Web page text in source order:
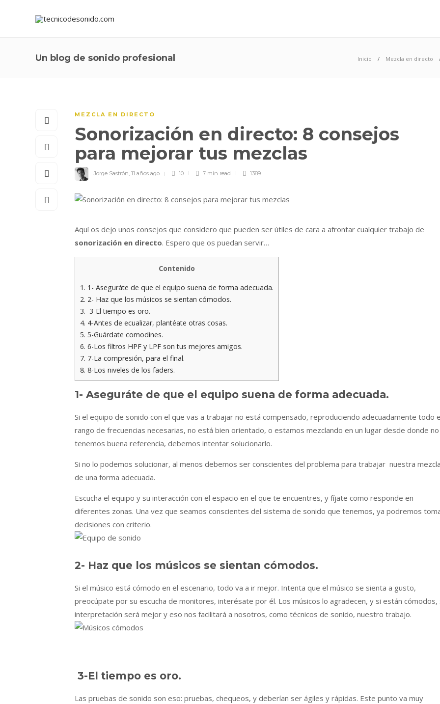
Un blog de sonido profesional Inicio Mezcla en directo
MEZCLA EN DIRECTO
Sonorización en directo: 8 consejos
para mejorar tus mezclas
Jorge Sastrón, 11 años ago 10 7 min read 1389
Aquí os dejo unos consejos que considero que pueden ser útiles de cara a afrontar cualquier trabajo de
sonorización en directo. Espero que os puedan servir…
Contenido
1. 1- Aseguráte de que el equipo suena de forma adecuada.
2. 2- Haz que los músicos se sientan cómodos.
3. 3-El tiempo es oro.
4. 4-Antes de ecualizar, plantéate otras cosas.
5. 5-Guárdate comodines.
6. 6-Los filtros HPF y LPF son tus mejores amigos.
7. 7-La compresión, para el final.
8. 8-Los niveles de los faders.
1- Aseguráte de que el equipo suena de forma adecuada.
Si el equipo de sonido con el que vas a trabajar no está compensado, reproduciendo adecuadamente todo
rango de frecuencias necesarias, no está bien orientado, o estamos mezclando en un lugar desde donde no
tenemos buena referencia, debemos intentar solucionarlo.
Si no lo podemos solucionar, al menos debemos ser conscientes del problema para trabajar nuestra mezcla
de una forma adecuada.
Escucha el equipo y su interacción con el espacio en el que te encuentres, y fíjate como responde en
diferentes zonas. Una vez que seamos conscientes del sistema de sonido que tenemos, ya podremos
decisiones con criterio.
2- Haz que los músicos se sientan cómodos.
Si el músico está cómodo en el escenario, todo va a ir mejor. Intenta que el músico se sienta a gusto,
preocúpate por su escucha de monitores, interésate por él. Los músicos lo agradecen, y si están cómodos,
interpretación será mejor y eso nos facilitará a nosotros, como técnicos de sonido, nuestro trabajo.
3-El tiempo es oro.
Las pruebas de sonido son eso: pruebas, chequeos, y deberían ser ágiles y rápidas. Este punto va muy